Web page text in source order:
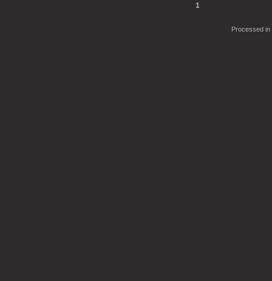
1
Processed in